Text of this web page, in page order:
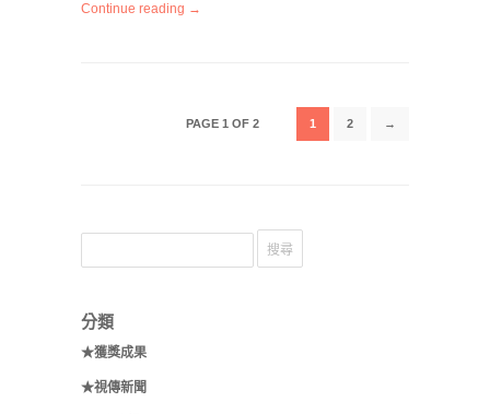
Continue reading →
PAGE 1 OF 2 1 2 →
分類
★獲獎成果
★視傳新聞